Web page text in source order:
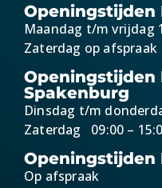
Openingstijden
Maandag t/m vrijdag
Zaterdag op afspraak
Openingstijden
Spakenburg
Dinsdag t/m
Zaterdag 09:00 –
Openingstijden
Op afspraak